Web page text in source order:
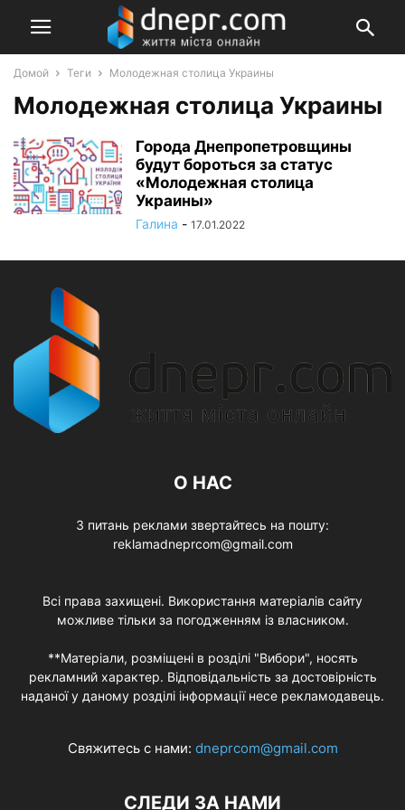
Домой Теги Молодежная столица Украины
Молодежная столица Украины
Города Днепропетровщины
будут бороться за статус
«Молодежная столица
Украины»
Галина - 17.01.2022
О НАС
З питань реклами звертайтесь на пошту:
reklamadneprcom@gmail.com
Всі права захищені. Використання матеріалів сайту
можливе тільки за погодженням із власником.
**Матеріали, розміщені в розділі "Вибори", носять
рекламний характер. Відповідальність за достовірність
наданої у даному розділі інформації несе рекламодавець.
Свяжитесь с нами: dneprcom@gmail.com
СЛЕДИ ЗА НАМИ